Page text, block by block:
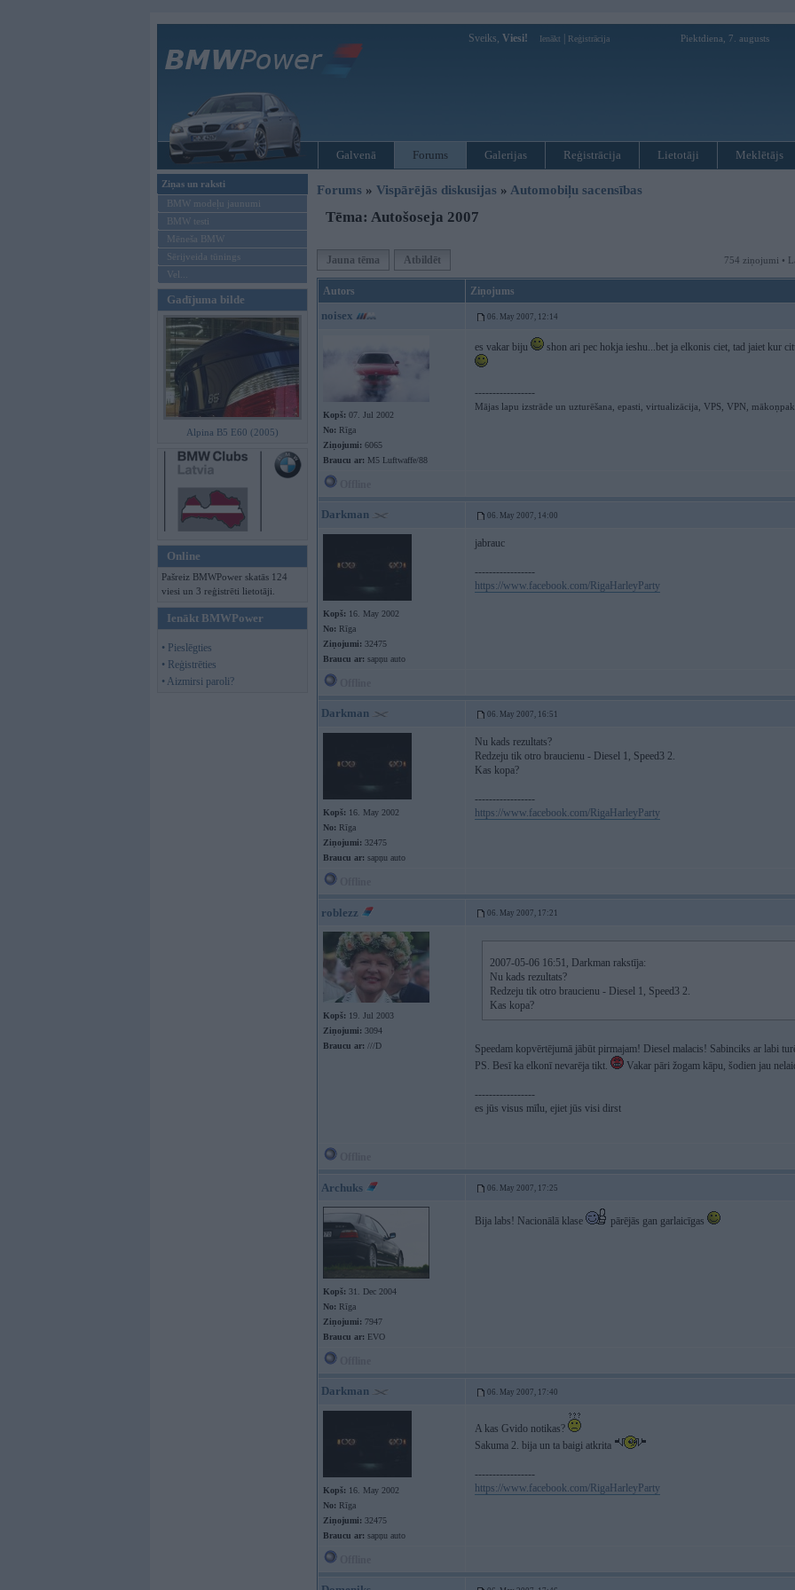
Sveiks, Viesi! Ienākt Reģistrācija Piektdiena, 7. augusts
Galvenā Forums Galerijas Reģistrācija Lietotāji Meklētājs
Ziņas un raksti
BMW modeļu jaunumi
BMW testi
Mēneša BMW
Sērijveida tūnings
Vel...
Gadījuma bilde
Alpina B5 E60 (2005)
Online
Pašreiz BMWPower skatās 124
viesi un 3 reģistrēti lietotāji.
Ienākt BMWPower
• Pieslēgties
• Reģistrēties
• Aizmirsi paroli?
Forums » Vispārējās diskusijas » Automobiļu sacensības
Tēma: Autošoseja 2007
Jauna tēma Atbildēt 754 ziņojumi •
Autors Ziņojums
noisex 06. May 2007, 12:14
Kopš: 07. Jul 2002
No: Rīga
Ziņojumi: 6065
Braucu ar: M5 Luftwaffe/88
es vakar biju shon ari pec hokja ieshu...bet ja elkonis ciet, tad jaiet kur
-----------------
Mājas lapu izstrāde un uzturēšana, epasti, virtualizācija, VPS, VPN,
Darkman 06. May 2007, 14:00
Kopš: 16. May 2002
No: Rīga
Ziņojumi: 32475
Braucu ar: sapņu auto
jabrauc
-----------------
https://www.facebook.com/RigaHarleyParty
Darkman 06. May 2007, 16:51
Kopš: 16. May 2002
No: Rīga
Ziņojumi: 32475
Braucu ar: sapņu auto
Nu kads rezultats?
Redzeju tik otro braucienu - Diesel 1, Speed3 2.
Kas kopa?
-----------------
https://www.facebook.com/RigaHarleyParty
roblezz 06. May 2007, 17:21
Kopš: 19. Jul 2003
Ziņojumi: 3094
Braucu ar: ///D
2007-05-06 16:51, Darkman rakstīja:
Nu kads rezultats?
Redzeju tik otro braucienu - Diesel 1, Speed3 2.
Kas kopa?
Speedam kopvērtējumā jābūt pirmajam! Diesel malacis! Sabinciks ar labi
PS. Besī ka elkonī nevarēja tikt.
Vakar pāri žogam kāpu, šodien jau
-----------------
es jūs visus mīlu, ejiet jūs visi dirst
Archuks 06. May 2007, 17:25
Kopš: 31. Dec 2004
No: Rīga
Ziņojumi: 7947
Braucu ar: EVO
Bija labs! Nacionālā klase pārējās gan garlaicīgas
Darkman 06. May 2007, 17:40
Kopš: 16. May 2002
No: Rīga
Ziņojumi: 32475
Braucu ar: sapņu auto
A kas Gvido notikas?
Sakuma 2. bija un ta baigi atkrita
-----------------
https://www.facebook.com/RigaHarleyParty